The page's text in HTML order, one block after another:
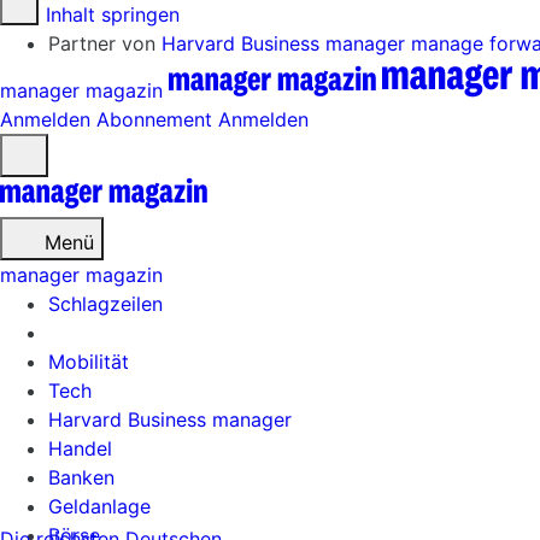
Zum Inhalt springen
Partner von Harvard Business manager manage
manager magazin
Anmelden Abonnement Anmelden
öffnen
Menü
Schlagzeilen
Mobilität
Tech
Harvard Business manager
Handel
Banken
Geldanlage
Börse
manager magazin